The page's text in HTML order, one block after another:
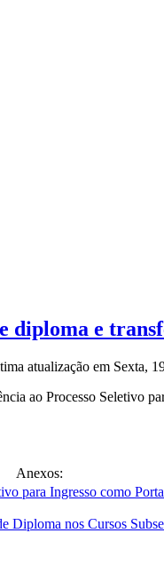
diploma e
atualização em Sexta,
ao Processo Seletivo
Anexos:
nos Cursos